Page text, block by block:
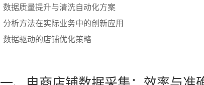
数据质量提升与清洗自动化方案
分析方法在实际业务中的创新应用
数据驱动的店铺优化策略